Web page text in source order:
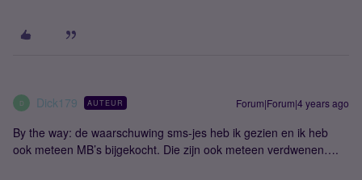
D Dick179 AUTEUR Forum|Forum|4 years ago
By the way: de waarschuwing sms-jes heb ik gezien en ik heb
ook meteen MB’s bijgekocht. Die zijn ook meteen verdwenen….